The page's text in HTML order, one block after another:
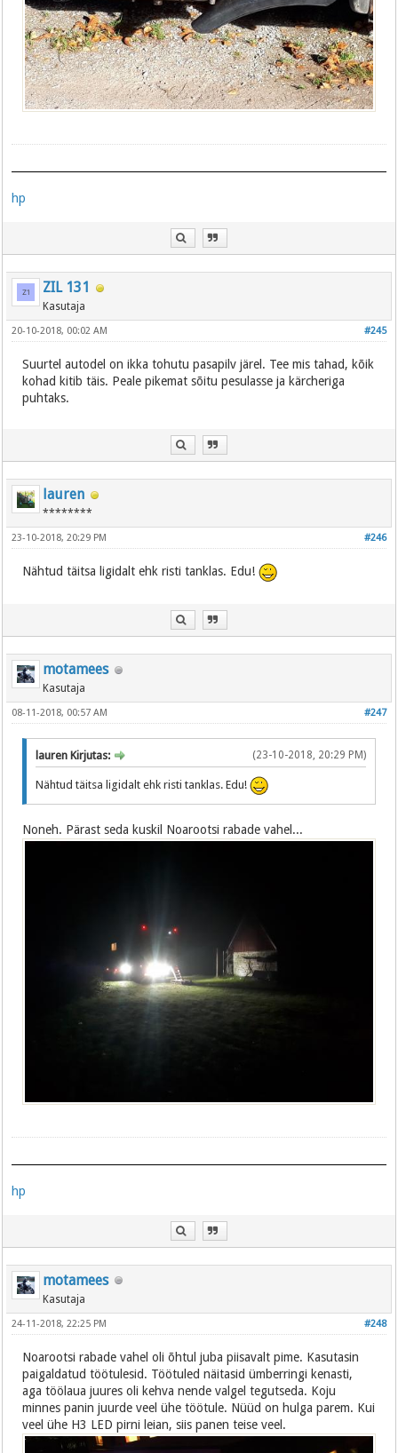
hp
ZIL 131
Kasutaja
#245
20-10-2018, 00:02 AM
Suurtel autodel on ikka tohutu pasapilv järel. Tee mis tahad, kõik
kohad kitib täis. Peale pikemat sõitu pesulasse ja kärcheriga
puhtaks.
lauren
********
#246
23-10-2018, 20:29 PM
Nähtud täitsa ligidalt ehk risti tanklas. Edu!
motamees
Kasutaja
#247
08-11-2018, 00:57 AM
(23-10-2018, 20:29 PM)
lauren Kirjutas:
Nähtud täitsa ligidalt ehk risti tanklas. Edu!
Noneh. Pärast seda kuskil Noarootsi rabade vahel...
hp
motamees
Kasutaja
#248
24-11-2018, 22:25 PM
Noarootsi rabade vahel oli õhtul juba piisavalt pime. Kasutasin
paigaldatud töötulesid. Töötuled näitasid ümberringi kenasti,
aga töölaua juures oli kehva nende valgel tegutseda. Koju
minnes panin juurde veel ühe töötule. Nüüd on hulga parem. Kui
veel ühe H3 LED pirni leian, siis panen teise veel.